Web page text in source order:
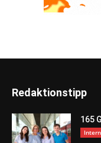
Redaktionstipp
165